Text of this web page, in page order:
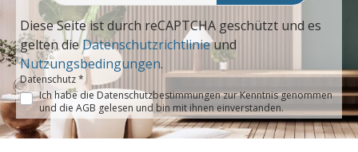
Diese Seite ist durch reCAPTCHA geschützt und es
gelten dieDatenschutzrichtlinieund
Nutzungsbedingungen.
Datenschutz *
Ich habe die Datenschutzbestimmungenzur Kenntnis genommen
und die AGB gelesen und bin mit ihnen einverstanden.